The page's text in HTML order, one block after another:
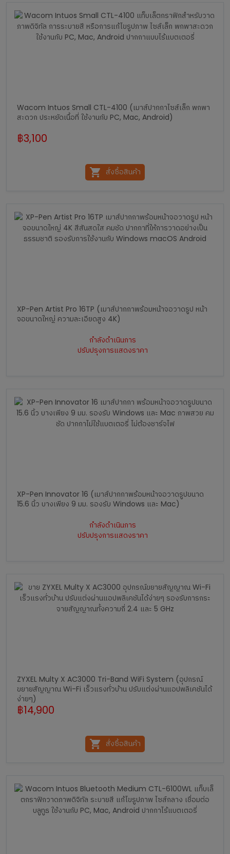
Wacom Intuos Small CTL-4100 (เมาส์ปากกาไซส์เล็ก พกพา
สะดวก ประหยัดเนื้อที่ ใช้งานกับ PC, Mac, Android)
฿3,100
สั่งซื้อสินค้า
XP-Pen Artist Pro 16TP (เมาส์ปากกาพร้อมหน้าจอวาดรูป หน้า
จอขนาดใหญ่ ความละเอียดสูง 4K)
กำลังดำเนินการ
ปรับปรุงการแสดงราคา
XP-Pen Innovator 16 (เมาส์ปากกาพร้อมหน้าจอวาดรูปขนาด
15.6 นิ้ว บางเพียง 9 มม. รองรับ Windows และ Mac)
กำลังดำเนินการ
ปรับปรุงการแสดงราคา
ZYXEL Multy X AC3000 Tri-Band WiFi System (อุปกรณ์
ขยายสัญญาณ Wi-Fi เร็วแรงทั่วบ้าน ปรับแต่งผ่านแอปพลิเคชันได้
ง่ายๆ)
฿14,900
สั่งซื้อสินค้า